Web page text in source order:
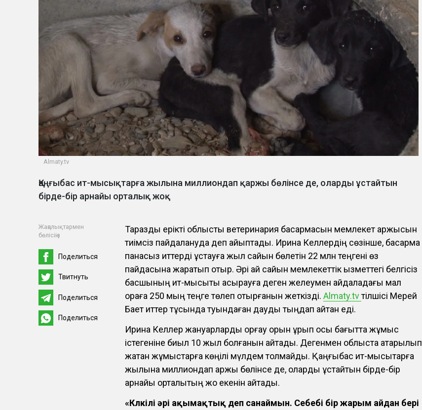
Аlmaty.tv
Қаңғыбас ит-мысықтарға жылына миллиондап қаржы бөлінсе де, оларды ұстайтын
бірде-бір арнайы орталық жоқ
Жаңалықтармен
бөлісіңіз
Поделиться
Твитнуть
Поделиться
Поделиться
Тараздық ерікті облыстық ветеринария басқармасын мемлекет қаржысын
тиімсіз пайдалануда деп айыптады. Ирина Келлердің сөзінше, басқарма
панасыз иттерді ұстауға жыл сайын бөлетін 22 млн теңгені өз
пайдасына жаратып отыр. Әрі ай сайын мемлекеттік қызметтегі белгісіз
басшының ит-мысықты асырауға деген желеумен айдаладағы мал
қораға 250 мың теңге төлеп отырғанын жеткізді.Almaty.tvтілшісі Мерей
Бает иттер тұсында туындаған дауды тыңдап қайтқан еді.
Ирина Келлер жануарларды қорғау қорын құрып осы бағытта жұмыс
істегеніне биыл 10 жыл болғанын айтады. Дегенмен облыста атқарылып
жатқан жұмыстарға көңілі мүлдем толмайды. Қаңғыбас ит-мысықтарға
жылына миллиондап қаржы бөлінсе де, оларды ұстайтын бірде-бір
арнайы орталықтың жоқ екенін айтады.
«Күлкілі әрі ақымақтық деп санаймын. Себебі бір жарым айдан бері